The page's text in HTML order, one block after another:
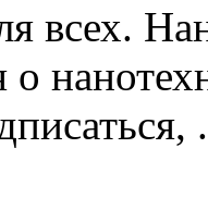
всех.
о